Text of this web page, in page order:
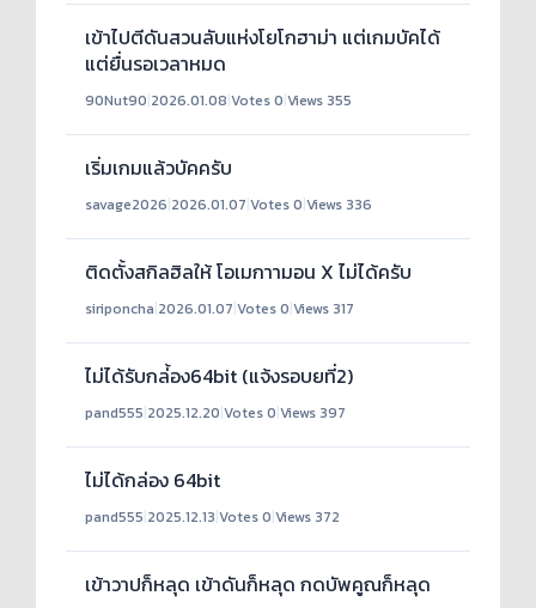
เข้าไปตีดันสวนลับแห่งโยโกฮาม่า แต่เกมบัคได้
แต่ยื่นรอเวลาหมด
90Nut90|2026.01.08|Votes 0|Views 355
เริ่มเกมแล้วบัคครับ
savage2026|2026.01.07|Votes 0|Views 336
ติดตั้งสกิลฮิลให้ โอเมกาามอน X ไม่ได้ครับ
siriponcha|2026.01.07|Votes 0|Views 317
ไม่ได้รับกล่้อง64bit (แจ้งรอบยที่2)
pand555|2025.12.20|Votes 0|Views 397
ไม่ได้กล่อง 64bit
pand555|2025.12.13|Votes 0|Views 372
เข้าวาปก็หลุด เข้าดันก็หลุด กดบัพคูณก็หลุด